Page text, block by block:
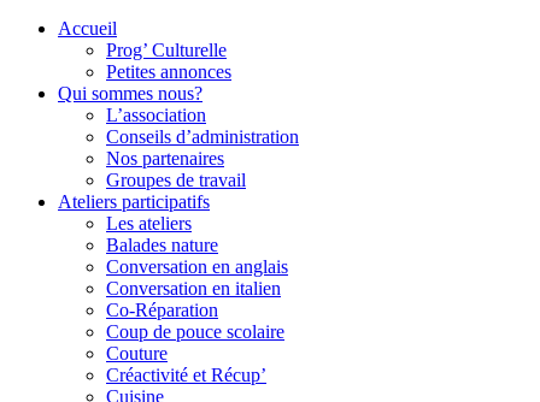
L'atelier FICA
Actions conviviales écologiques et solidaires sur le territoire de
Meximieux
Accueil
Prog’ Culturelle
Petites annonces
Qui sommes nous?
L’association
Conseils d’administration
Nos partenaires
Groupes de travail
Ateliers participatifs
Les ateliers
Balades nature
Conversation en anglais
Conversation en italien
Co-Réparation
Coup de pouce scolaire
Couture
Créactivité et Récup’
Cuisine